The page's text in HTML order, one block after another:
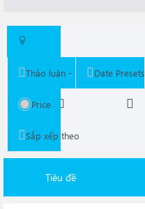
Thảo luận - Chia SẻDate Presets
Price
Sắp xếp theo
Tiêu đề